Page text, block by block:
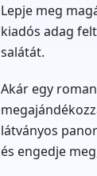
Lepje meg
kiadós adag
salátát.
Akár egy
látványos
és engedje